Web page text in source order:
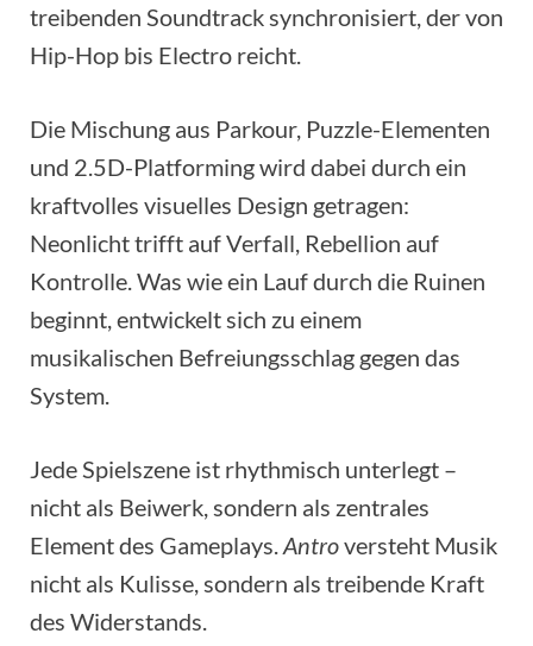
treibenden Soundtrack synchronisiert, der von
Hip-Hop bis Electro reicht.
Die Mischung aus Parkour, Puzzle-Elementen
und 2.5D-Platforming wird dabei durch ein
kraftvolles visuelles Design getragen:
Neonlicht trifft auf Verfall, Rebellion auf
Kontrolle. Was wie ein Lauf durch die Ruinen
beginnt, entwickelt sich zu einem
musikalischen Befreiungsschlag gegen das
System.
Jede Spielszene ist rhythmisch unterlegt –
nicht als Beiwerk, sondern als zentrales
Element des Gameplays.Antroversteht Musik
nicht als Kulisse, sondern als treibende Kraft
des Widerstands.